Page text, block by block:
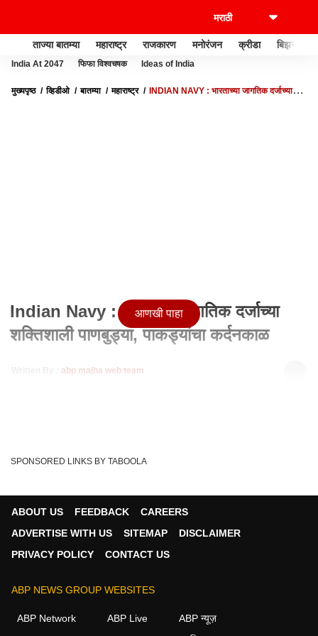
ताज्या बातम्या महाराष्ट्र राजकारण मनोरंजन क्रीडा बिझनेस
India At 2047 फिफा विश्वचषक Ideas of India
मुख्यपृष्ठ व्हिडीओ बातम्या महाराष्ट्र
INDIAN NAVY : भारताच्या जागतिक दर्जाच्या
Indian Navy : भारताच्या जागतिक दर्जाच्या
शक्तिशाली पाणबुड्या, पाकड्यांचा कर्दनकाळ
abp majha web team
Tags : PAKISTAN India
महाराष्ट्र व्हिडीओ
आणखी पाहा
SPONSORED LINKS BY TABOOLA
ABOUT US FEEDBACK
CAREERS
ADVERTISE WITH US
SITEMAP
DISCLAIMER
PRIVACY POLICY
CONTACT US
ABP NEWS GROUP WEBSITES
ABP Network ABP Live
ABP न्यूज़